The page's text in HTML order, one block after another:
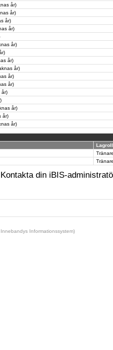
år)
år)
år)
år)
år)
år)
år)
år)
år)
år)
år)
år)
år)
Lagroll
din iBIS-
Informationssystem)